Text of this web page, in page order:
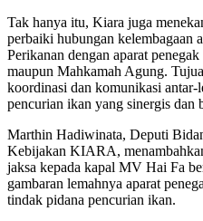
Tak hanya itu, Kiara juga
perbaiki hubungan kelembagaan
Perikanan dengan aparat
maupun Mahkamah Agung.
koordinasi dan komunikasi antar-
pencurian ikan yang sinergis dan
Marthin Hadiwinata, Deputi
Kebijakan KIARA,
jaksa kepada kapal MV Hai Fa
gambaran lemahnya aparat
tindak pidana pencurian ikan.